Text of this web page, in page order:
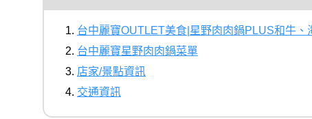
台中麗寶OUTLET美食|星野肉肉鍋PLUS和牛、
台中麗寶星野肉肉鍋菜單
店家/景點資訊
交通資訊